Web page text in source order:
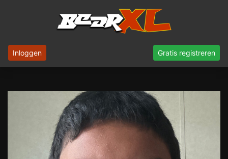
Inloggen Gratis registreren